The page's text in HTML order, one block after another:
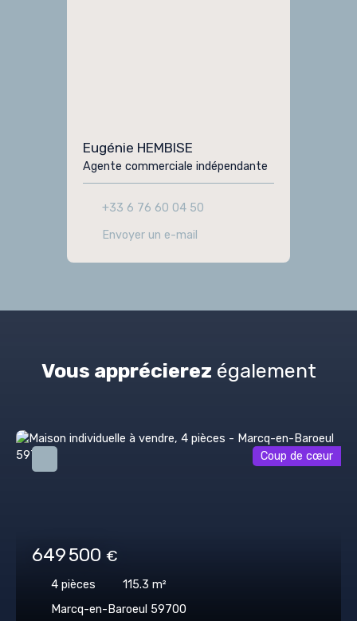
Eugénie HEMBISE
Agente commerciale indépendante
+33 6 76 60 04 50
Envoyer un e-mail
Vous apprécierez également
649 500 €
4 pièces 115.3 m²
Marcq-en-Baroeul 59700
Coup de cœur